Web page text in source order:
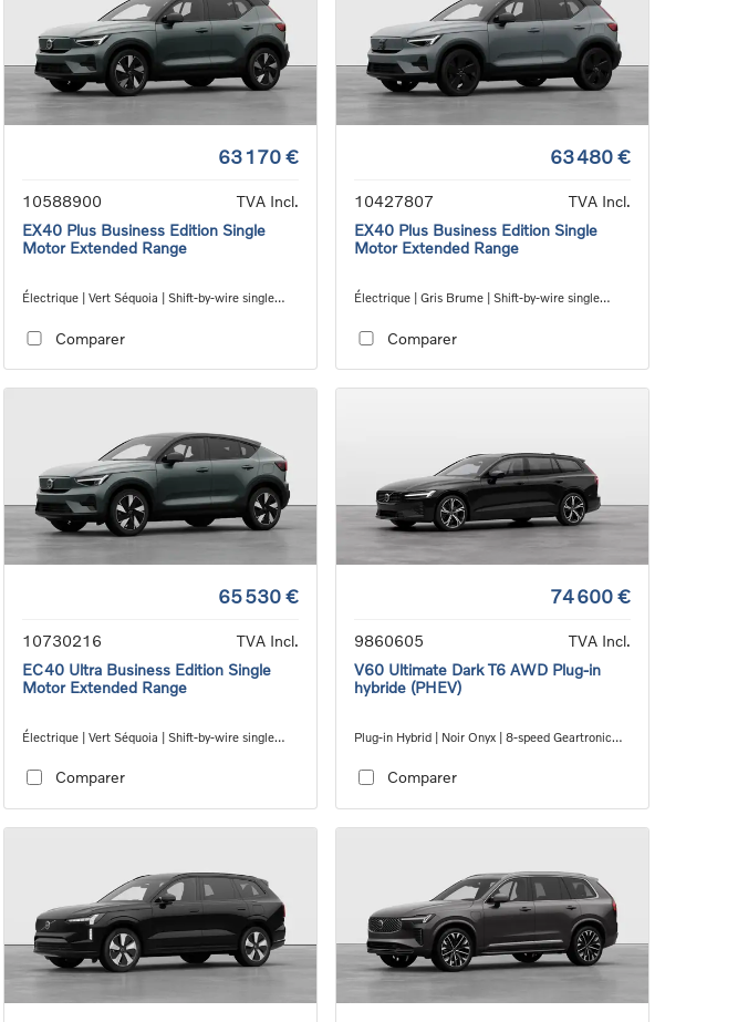
63 170 €
10588900
TVA Incl.
EX40 Plus Business Edition Single
Motor Extended Range
Électrique | Vert Séquoia | Shift-by-wire single
Comparer
63 480 €
10427807
TVA Incl.
EX40 Plus Business Edition Single
Motor Extended Range
Électrique | Gris Brume | Shift-by-wire single
Comparer
65 530 €
10730216
TVA Incl.
EC40 Ultra Business Edition Single
Motor Extended Range
Électrique | Vert Séquoia | Shift-by-wire single
Comparer
74 600 €
9860605
TVA Incl.
V60 Ultimate Dark T6 AWD Plug-in
hybride (PHEV)
Plug-in Hybrid | Noir Onyx | 8-speed Geartronic™
Comparer